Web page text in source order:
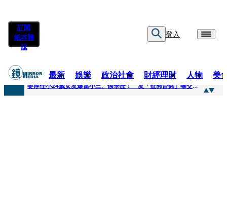
訂閱
紙本雜
誌
登入
最新 娛樂 政治社會 財經理財 人物 美
快訊
姜厚任小24歲女友爆當小三、假學歷！ 友「扯郭台銘」曝交往內幕：我們又不像他